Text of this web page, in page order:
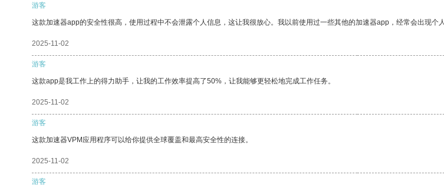
游客
这款加速器app的安全性很高，使用过程中不会泄露个人信息，这让我很放心。我以前使用过一些其他的加速器app，经常会出现个
2025-11-02
游客
这款app是我工作上的得力助手，让我的工作效率提高了50%，让我能够更轻松地完成工作任务。
2025-11-02
游客
这款加速器VPM应用程序可以给你提供全球覆盖和最高安全性的连接。
2025-11-02
游客